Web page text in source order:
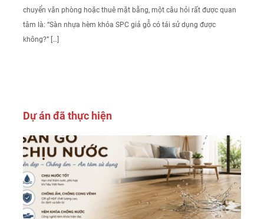
chuyển văn phòng hoặc thuê mặt bằng, một câu hỏi rất được quan
tâm là: “Sàn nhựa hèm khóa SPC giả gỗ có tái sử dụng được
không?” […]
Dự án đã thực hiện